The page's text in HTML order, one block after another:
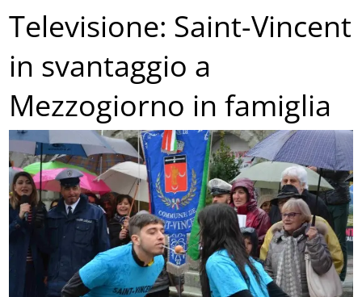
Televisione: Saint-Vincent
in svantaggio a
Mezzogiorno in famiglia